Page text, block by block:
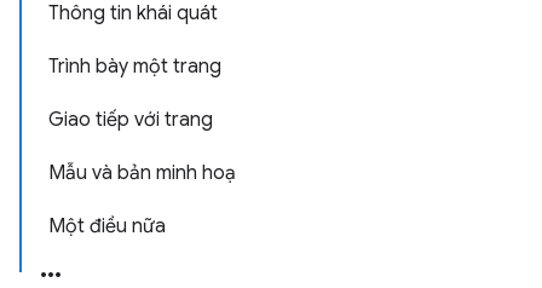
Thông tin khái quát
Trình bày một trang
Giao tiếp với trang
Mẫu và bản minh hoạ
Một điều nữa